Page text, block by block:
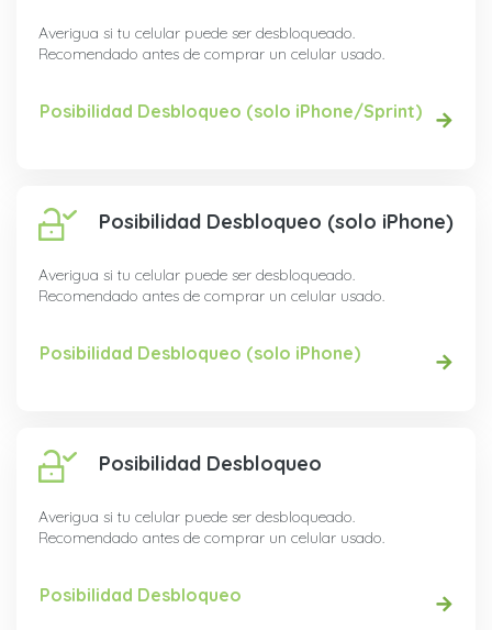
Averigua si tu celular puede ser desbloqueado.
Recomendado antes de comprar un celular usado.
Posibilidad Desbloqueo (solo iPhone/Sprint)
Posibilidad Desbloqueo (solo iPhone)
Averigua si tu celular puede ser desbloqueado.
Recomendado antes de comprar un celular usado.
Posibilidad Desbloqueo (solo iPhone)
Posibilidad Desbloqueo
Averigua si tu celular puede ser desbloqueado.
Recomendado antes de comprar un celular usado.
Posibilidad Desbloqueo